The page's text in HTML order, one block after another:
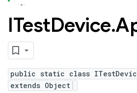
ITestDevice.
public static class
extends Object